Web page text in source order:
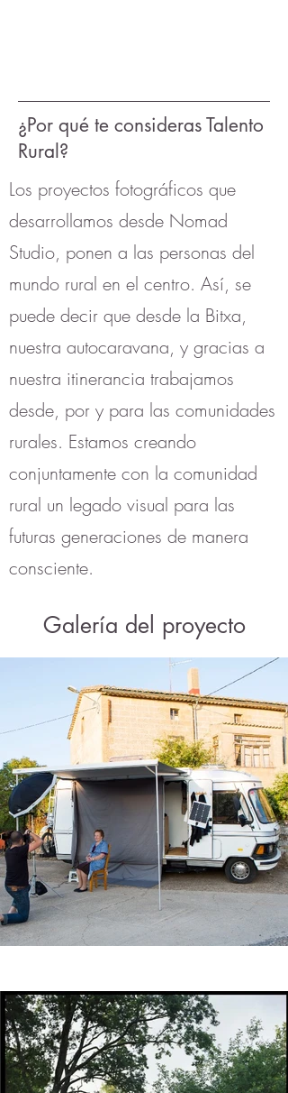
¿Por qué te consideras Talento
Rural?
Los proyectos fotográficos que
desarrollamos desde Nomad
Studio, ponen a las personas del
mundo rural en el centro. Así, se
puede decir que desde la Bitxa,
nuestra autocaravana, y gracias a
nuestra itinerancia trabajamos
desde, por y para las comunidades
rurales. Estamos creando
conjuntamente con la comunidad
rural un legado visual para las
futuras generaciones de manera
consciente.
Galería del proyecto